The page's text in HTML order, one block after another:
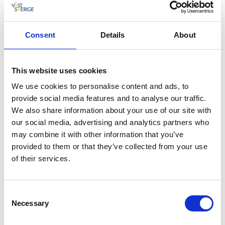
Consent Details About
This website uses cookies
We use cookies to personalise content and ads, to
provide social media features and to analyse our traffic.
We also share information about your use of our site with
our social media, advertising and analytics partners who
may combine it with other information that you’ve
provided to them or that they’ve collected from your use
of their services.
Selection
Necessary
varierande forsar och lugnvatten, ypperlig för
flugfiske.Läs mer om fisket i Baltak här >>